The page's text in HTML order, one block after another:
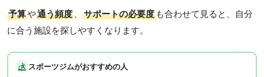
予算や通う頻度 、 サポートの必要度 も合わせて見ると、自分
に合う施設を探しやすくなります。
スポーツジムがおすすめの人